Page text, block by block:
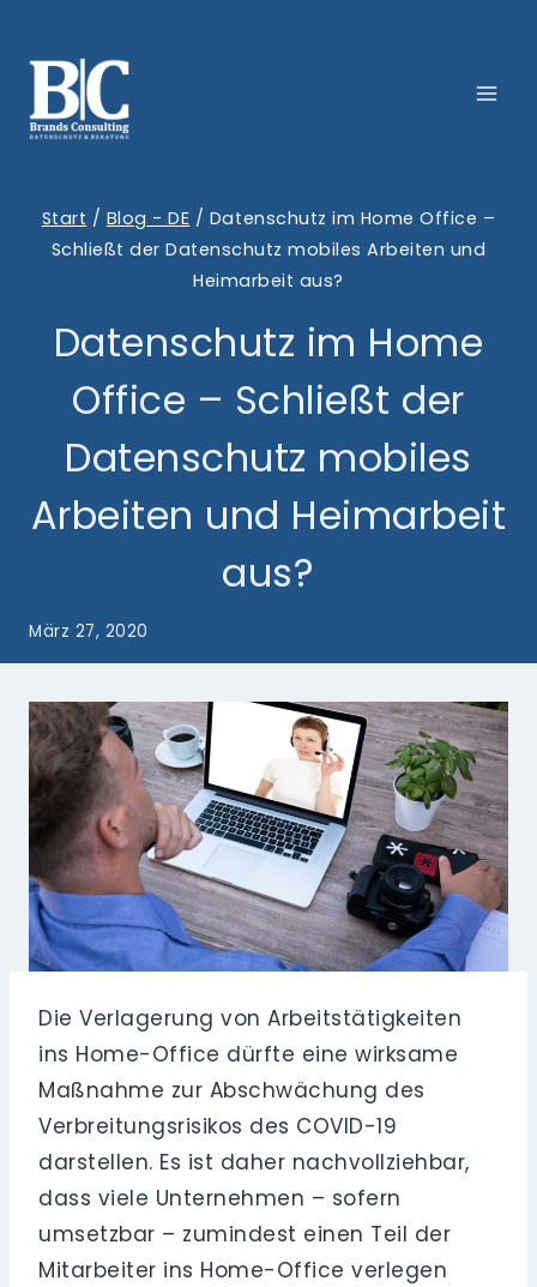
Inhalt
springen
Start / Blog - DE / Datenschutz im Home Office –
Schließt der Datenschutz mobiles Arbeiten und
Heimarbeit aus?
Datenschutz im Home
Office – Schließt der
Datenschutz mobiles
Arbeiten und Heimarbeit
aus?
März 27, 2020
Die Verlagerung von Arbeitstätigkeiten
ins Home-Office dürfte eine wirksame
Maßnahme zur Abschwächung des
Verbreitungsrisikos des COVID-19
darstellen. Es ist daher nachvollziehbar,
dass viele Unternehmen – sofern
umsetzbar – zumindest einen Teil der
Mitarbeiter ins Home-Office verlegen